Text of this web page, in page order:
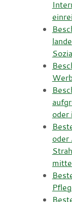
oder
oder